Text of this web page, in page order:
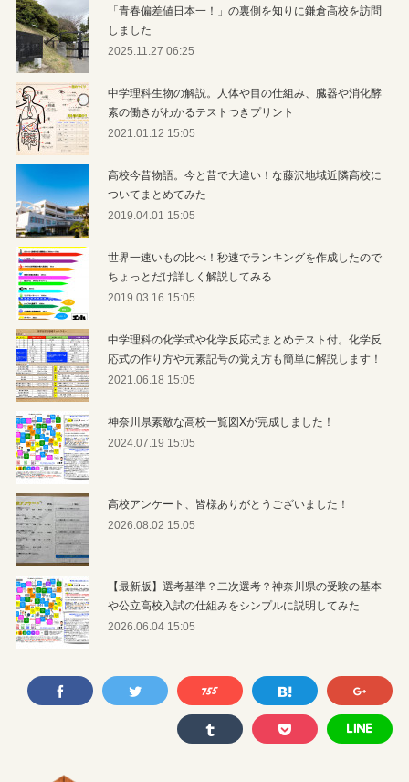
「青春偏差値日本一！」の裏側を知りに鎌倉高校を訪問
しました
2025.11.27 06:25
中学理科生物の解説。人体や目の仕組み、臓器や消化酵
素の働きがわかるテストつきプリント
2021.01.12 15:05
高校今昔物語。今と昔で大違い！な藤沢地域近隣高校に
ついてまとめてみた
2019.04.01 15:05
世界一速いもの比べ！秒速でランキングを作成したので
ちょっとだけ詳しく解説してみる
2019.03.16 15:05
中学理科の化学式や化学反応式まとめテスト付。化学反
応式の作り方や元素記号の覚え方も簡単に解説します！
2021.06.18 15:05
神奈川県素敵な高校一覧図Xが完成しました！
2024.07.19 15:05
高校アンケート、皆様ありがとうございました！
2026.08.02 15:05
【最新版】選考基準？二次選考？神奈川県の受験の基本
や公立高校入試の仕組みをシンプルに説明してみた
2026.06.04 15:05